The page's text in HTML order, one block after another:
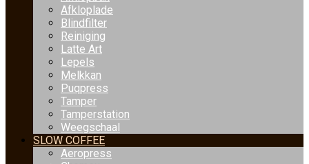
Afkloplade
Blindfilter
Reiniging
Latte Art
Lepels
Melkkan
Puqpress
Tamper
Tamperstation
Weegschaal
SLOW COFFEE
Aeropress